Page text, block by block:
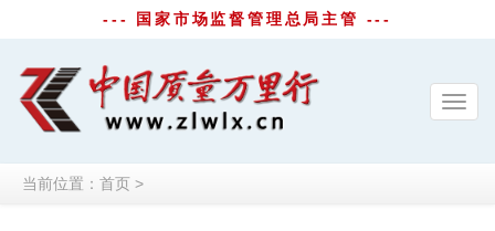
--- 国家市场监督管理总局主管 ---
当前位置： 首页 >